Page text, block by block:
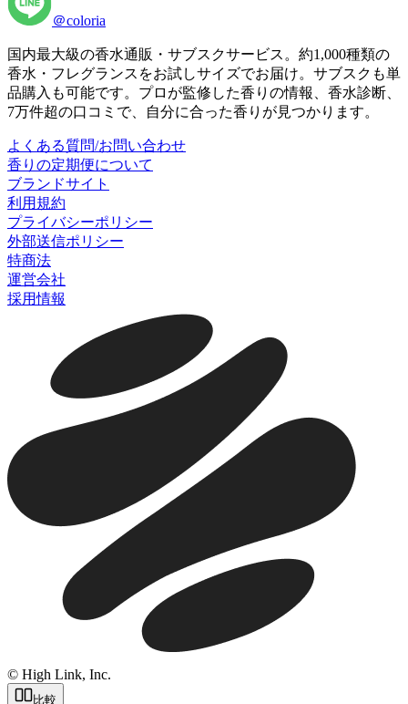
＠coloria
国内最大級の香水通販・サブスクサービス。約1,000種類の
香水・フレグランスをお試しサイズでお届け。サブスクも単
品購入も可能です。プロが監修した香りの情報、香水診断、
7万件超の口コミで、自分に合った香りが見つかります。
よくある質問/お問い合わせ
香りの定期便について
ブランドサイト
利用規約
プライバシーポリシー
外部送信ポリシー
特商法
運営会社
採用情報
© High Link, Inc.
比較